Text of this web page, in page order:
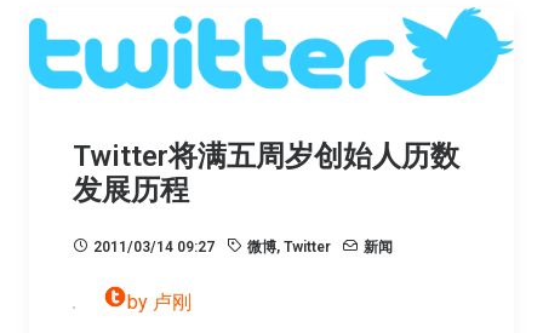
Twitter将满五周岁创始人历数
发展历程
2011/03/14 09:27 微博, Twitter 新闻
by 卢刚